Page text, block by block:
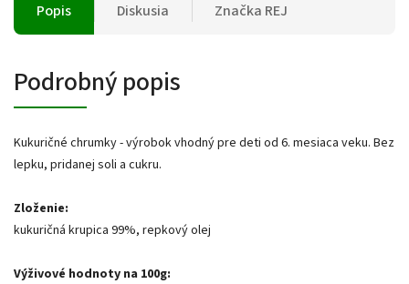
Popis Diskusia Značka REJ
Podrobný popis
Kukuričné chrumky - výrobok vhodný pre deti od 6. mesiaca veku. Bez
lepku, pridanej soli a cukru.
Zloženie:
kukuričná krupica 99%, repkový olej
Výživové hodnoty na 100g: